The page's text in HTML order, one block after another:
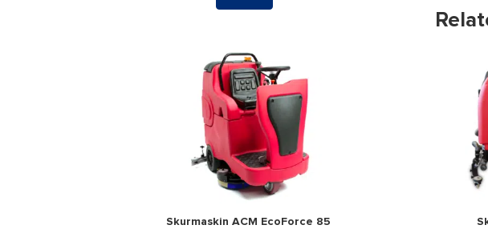
Skurmaskin ACM EcoForce 85